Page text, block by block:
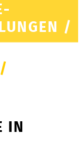
/
/
IN